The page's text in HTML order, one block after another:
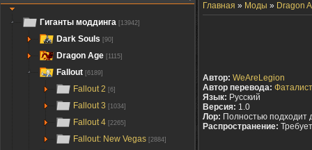
Гиганты моддинга [13942]
Dark Souls [90]
Dragon Age [1115]
Fallout [6189]
Fallout 2 [6]
Fallout 3 [1034]
Fallout 4 [2265]
Fallout: New Vegas [2884]
Главная » Моды » Dragon
Автор: WeAreLegion
Автор перевода: Фаталист
Язык: Русский
Версия: 1.0
Лор: Полностью подходит
Распространение: